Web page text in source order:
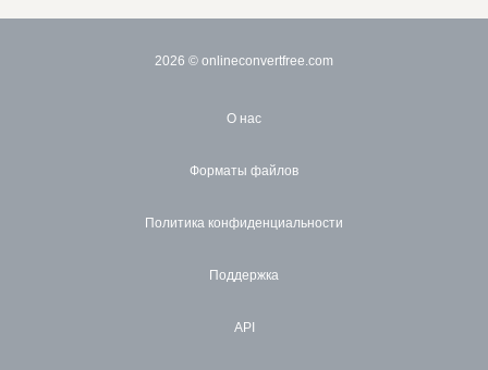
2026 © onlineconvertfree.com
О нас
Форматы файлов
Политика конфиденциальности
Поддержка
API